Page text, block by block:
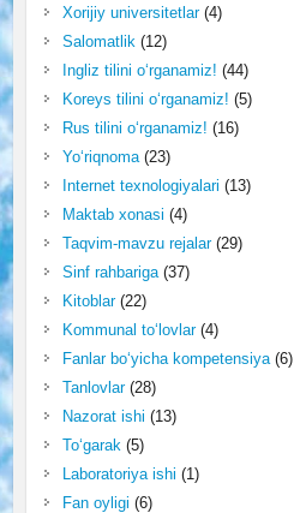
Xorijiy universitetlar(4)
Salomatlik(12)
Ingliz tilini o‘rganamiz! (44)
Koreys tilini o‘rganamiz! (5)
Rus tilini o‘rganamiz! (16)
Yo‘riqnoma(23)
Internet texnologiyalari (13)
Maktab xonasi (4)
Taqvim-mavzu rejalar(29)
Sinf rahbariga(37)
Kitoblar(22)
Kommunal to‘lovlar(4)
Fanlar bo‘yicha kompetensiya(6)
Tanlovlar(28)
Nazorat ishi (13)
To‘garak(5)
Laboratoriya ishi (1)
Fan oyligi (6)